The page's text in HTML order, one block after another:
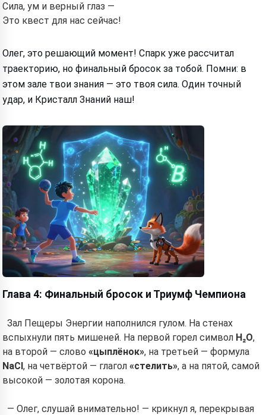
Сила, ум и верный глаз —
Это квест для нас сейчас!
Олег, это решающий момент! Спарк уже рассчитал
траекторию, но финальный бросок за тобой. Помни: в
этом зале твои знания — это твоя сила. Один точный
удар, и Кристалл Знаний наш!
Глава 4: Финальный бросок и Триумф Чемпиона
Зал Пещеры Энергии наполнился гулом. На стенах
вспыхнули пять мишеней. На первой горел символ H₂O,
на второй — слово «цыплёнок», на третьей — формула
NaCl, на четвёртой — глагол «стелить», а на пятой, самой
высокой — золотая корона.
— Олег, слушай внимательно! — крикнул я, перекрывая